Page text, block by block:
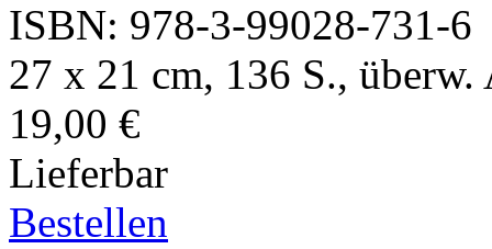
ISBN: 978-3-99028-731-6
27 x 21 cm, 136 S.,
19,00 €
Lieferbar
Bestellen